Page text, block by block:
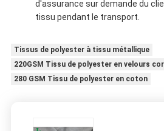
d'assurance sur demande du
tissu pendant le transport.
Tissus de polyester à tissu métallique
220GSM Tissu de polyester en velours
280 GSM Tissu de polyester en coton